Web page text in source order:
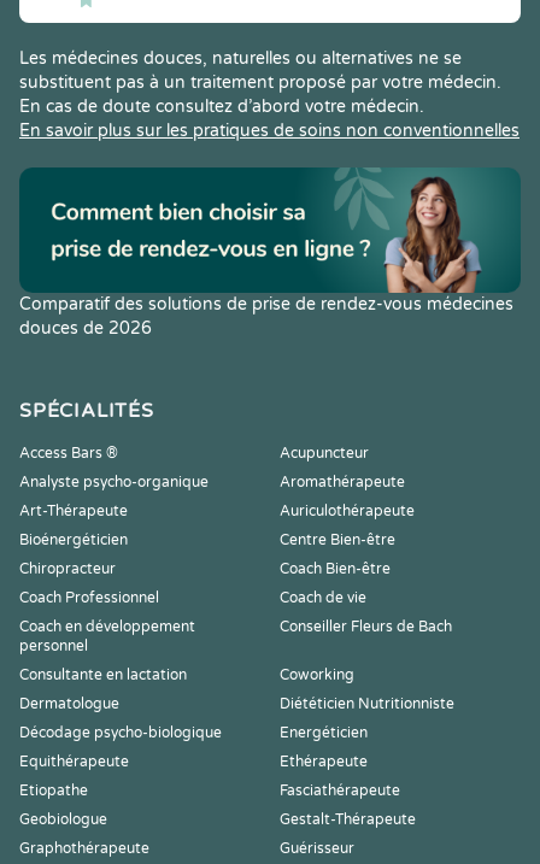
Les médecines douces, naturelles ou alternatives ne se
substituent pas à un traitement proposé par votre médecin.
En cas de doute consultez d’abord votre médecin.
En savoir plus sur les pratiques de soins non conventionnelles
Comparatif des solutions de prise de rendez-vous médecines
douces de 2026
SPÉCIALITÉS
Access Bars ®
Acupuncteur
Analyste psycho-organique
Aromathérapeute
Art-Thérapeute
Auriculothérapeute
Bioénergéticien
Centre Bien-être
Chiropracteur
Coach Bien-être
Coach Professionnel
Coach de vie
Coach en développement
personnel
Conseiller Fleurs de Bach
Consultante en lactation
Coworking
Dermatologue
Diététicien Nutritionniste
Décodage psycho-biologique
Energéticien
Equithérapeute
Ethérapeute
Etiopathe
Fasciathérapeute
Geobiologue
Gestalt-Thérapeute
Graphothérapeute
Guérisseur